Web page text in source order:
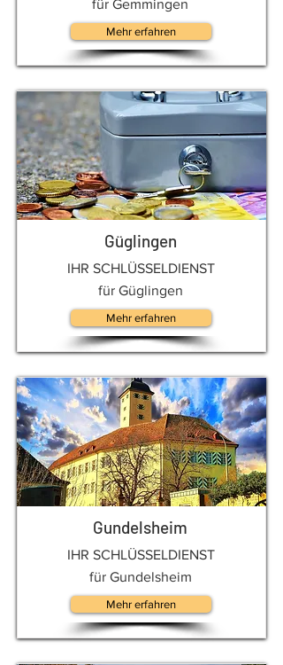
für Gemmingen
Mehr erfahren
Güglingen
IHR SCHLÜSSELDIENST
für Güglingen
Mehr erfahren
Gundelsheim
IHR SCHLÜSSELDIENST
für Gundelsheim
Mehr erfahren